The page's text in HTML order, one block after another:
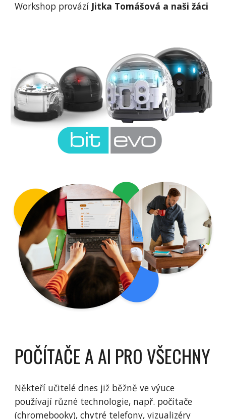
Workshop provází Jitka Tomášová a naši žáci
POČÍTAČE A AI PRO VŠECHNY
Někteří učitelé dnes již běžně ve výuce
používají různé technologie, např. počítače
(chromebooky), chytré telefony, vizualizéry